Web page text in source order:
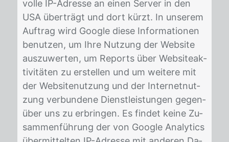
vol­le IP-Adres­se an ei­nen Ser­ver in den
USA über­trägt und dort kürzt. In un­se­rem
Auf­trag wird Goog­le die­se In­for­ma­tio­nen
be­nut­zen, um Ihre Nut­zung der Web­site
aus­zu­wer­ten, um Re­ports über Web­siteak­
ti­vi­tä­ten zu er­stel­len und um wei­te­re mit
der Web­sitenut­zung und der In­ter­net­nut­
zung ver­bun­de­ne Dienst­leis­tun­gen ge­gen­
über uns zu er­brin­gen. Es fin­det kei­ne Zu­
sam­men­füh­rung der von Goog­le Ana­ly­tics